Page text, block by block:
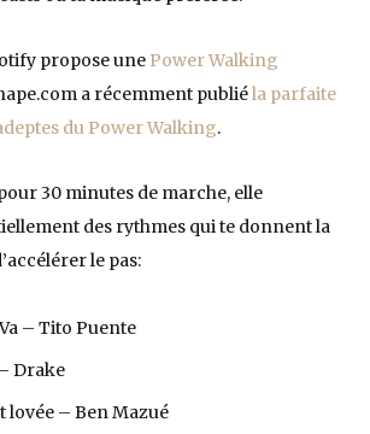
propose une Power Walking
a récemment publiéla parfaite
du Power Walking.
30 minutes de marche, elle
des rythmes qui te donnent la
le pas:
– Tito Puente
Drake
lovée – Ben Mazué